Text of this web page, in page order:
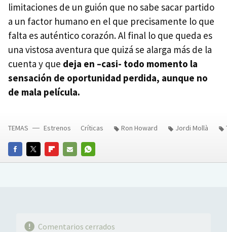
limitaciones de un guión que no sabe sacar partido
a un factor humano en el que precisamente lo que
falta es auténtico corazón. Al final lo que queda es
una vistosa aventura que quizá se alarga más de la
cuenta y que deja en –casi- todo momento la
sensación de oportunidad perdida, aunque no
de mala película.
FACEBOOKTWITTERFLIPBOARD
E-
WHATSAPP
TEMAS Estrenos Críticas Ron Howard Jordi Mollà
Comentarios cerrados